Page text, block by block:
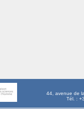
44, avenue de
Tél. :